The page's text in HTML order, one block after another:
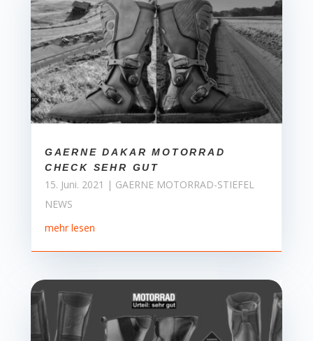
GAERNE DAKAR MOTORRAD
CHECK SEHR GUT
15. Juni. 2021 | GAERNE MOTORRAD-STIEFEL
NEWS
mehr lesen